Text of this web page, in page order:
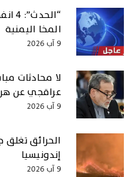
المخا اليمنية
9 آب 2026
لا محادثات
عراقجي عن
9 آب 2026
الحرائق
إندونيسيا
9 آب 2026